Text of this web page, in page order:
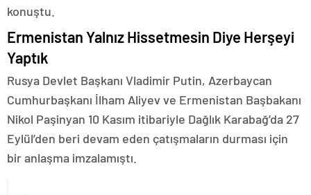
konuştu.
Ermenistan Yalnız Hissetmesin Diye Herşeyi
Yaptık
Rusya Devlet Başkanı Vladimir Putin, Azerbaycan
Cumhurbaşkanı İlham Aliyev ve Ermenistan Başbakanı
Nikol Paşinyan 10 Kasım itibariyle Dağlık Karabağ’da 27
Eylül’den beri devam eden çatışmaların durması için
bir anlaşma imzalamıştı.